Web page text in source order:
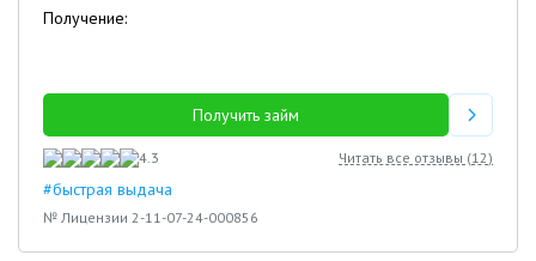
Получение:
Получить займ
4.3 Читать все отзывы (12)
#быстрая выдача
№ Лицензии 2-11-07-24-000856